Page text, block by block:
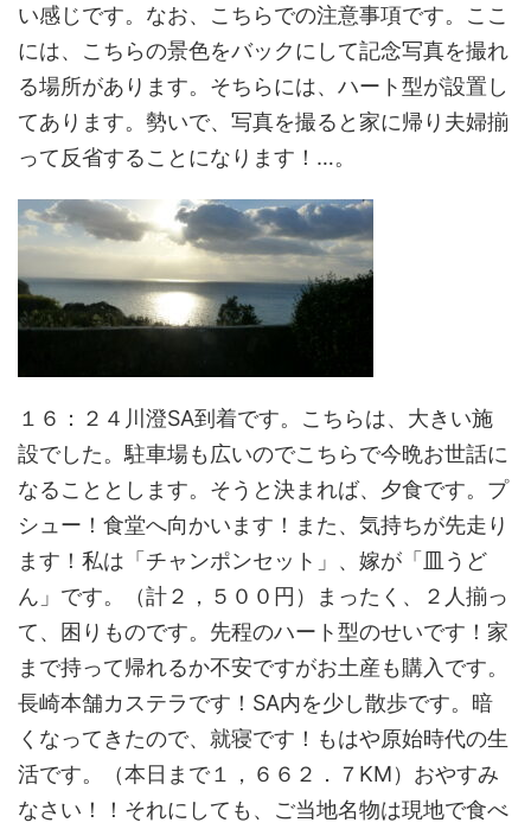
い感じです。なお、こちらでの注意事項です。ここ
には、こちらの景色をバックにして記念写真を撮れ
る場所があります。そちらには、ハート型が設置し
てあります。勢いで、写真を撮ると家に帰り夫婦揃
って反省することになります！…。
１６：２４川澄SA到着です。こちらは、大きい施
設でした。駐車場も広いのでこちらで今晩お世話に
なることとします。そうと決まれば、夕食です。プ
シュー！食堂へ向かいます！また、気持ちが先走り
ます！私は「チャンポンセット」、嫁が「皿うど
ん」です。（計２，５００円）まったく、２人揃っ
て、困りものです。先程のハート型のせいです！家
まで持って帰れるか不安ですがお土産も購入です。
長崎本舗カステラです！SA内を少し散歩です。暗
くなってきたので、就寝です！もはや原始時代の生
活です。（本日まで１，６６２．７KM）おやすみ
なさい！！それにしても、ご当地名物は現地で食べ